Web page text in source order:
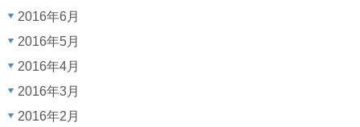
2016年6月
2016年5月
2016年4月
2016年3月
2016年2月